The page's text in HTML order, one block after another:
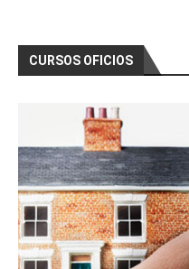
CURSOS OFICIOS